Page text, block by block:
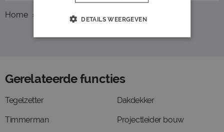
Home Beroepsgroepen Bouw Tegelzetter
Gerelateerde functies
Tegelzetter
Timmerman
Dakdekker
Projectleider bouw
DETAILS WEERGEVEN